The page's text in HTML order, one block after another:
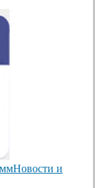
Новости и